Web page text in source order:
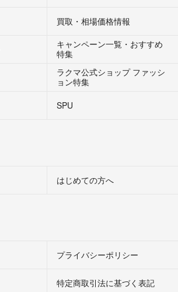
買取・相場価格情報
キャンペーン一覧・おすすめ
特集
ラクマ公式ショップ ファッシ
ョン特集
SPU
はじめての方へ
プライバシーポリシー
特定商取引法に基づく表記